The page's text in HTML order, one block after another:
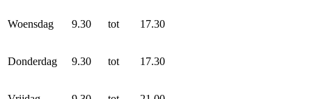
Woensdag 9.30 tot 17.30
Donderdag 9.30 tot 17.30